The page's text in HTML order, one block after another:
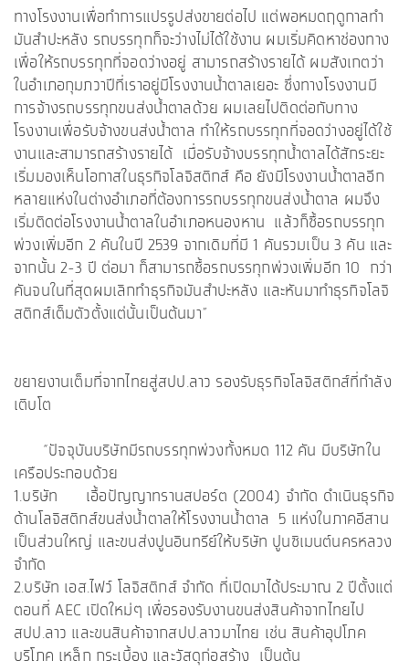
ทางโรงงานเพื่อทำการแปรรูปส่งขายต่อไป แต่พอหมดฤดูกาลทำ
มันสำปะหลัง รถบรรทุกก็จะว่างไม่ได้ใช้งาน ผมเริ่มคิดหาช่องทาง
เพื่อให้รถบรรทุกที่จอดว่างอยู่ สามารถสร้างรายได้ ผมสังเกตว่า
ในอำเภอกุมภวาปีที่เราอยู่มีโรงงานน้ำตาลเยอะ ซึ่งทางโรงงานมี
การจ้างรถบรรทุกขนส่งน้ำตาลด้วย ผมเลยไปติดต่อกับทาง
โรงงานเพื่อรับจ้างขนส่งน้ำตาล ทำให้รถบรรทุกที่จอดว่างอยู่ได้ใช้
งานและสามารถสร้างรายได้ เมื่อรับจ้างบรรทุกน้ำตาลได้สักระยะ
เริ่มมองเห็นโอกาสในธุรกิจโลจิสติกส์ คือ ยังมีโรงงานน้ำตาลอีก
หลายแห่งในต่างอำเภอที่ต้องการรถบรรทุกขนส่งน้ำตาล ผมจึง
เริ่มติดต่อโรงงานน้ำตาลในอำเภอหนองหาน แล้วก็ซื้อรถบรรทุก
พ่วงเพิ่มอีก 2 คันในปี 2539 จากเดิมที่มี 1 คันรวมเป็น 3 คัน และ
จากนั้น 2-3 ปี ต่อมา ก็สามารถซื้อรถบรรทุกพ่วงเพิ่มอีก 10 กว่า
คันจนในที่สุดผมเลิกทำธุรกิจมันสำปะหลัง และหันมาทำธุรกิจโลจิ
สติกส์เต็มตัวตั้งแต่นั้นเป็นต้นมา”
ขยายงานเต็มที่จากไทยสู่สปป.ลาว รองรับธุรกิจโลจิสติกส์ที่กำลัง
เติบโต
“ปัจจุบันบริษัทมีรถบรรทุกพ่วงทั้งหมด 112 คัน มีบริษัทใน
เครือประกอบด้วย
1.บริษัท เอื้อปัญญาทรานสปอร์ต (2004) จำกัด ดำเนินธุรกิจ
ด้านโลจิสติกส์ขนส่งน้ำตาลให้โรงงานน้ำตาล 5 แห่งในภาคอีสาน
เป็นส่วนใหญ่ และขนส่งปูนอินทรีย์ให้บริษัท ปูนซิเมนต์นครหลวง
จำกัด
2.บริษัท เอส.ไฟว์ โลจิสติกส์ จำกัด ที่เปิดมาได้ประมาณ 2 ปีตั้งแต่
ตอนที่ AEC เปิดใหม่ๆ เพื่อรองรับงานขนส่งสินค้าจากไทยไป
สปป.ลาว และขนสินค้าจากสปป.ลาวมาไทย เช่น สินค้าอุปโภค
บริโภค เหล็ก กระเบื้อง และวัสดุก่อสร้าง เป็นต้น